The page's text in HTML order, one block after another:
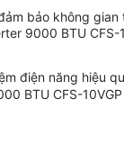
bảo không
điện năng hiệu